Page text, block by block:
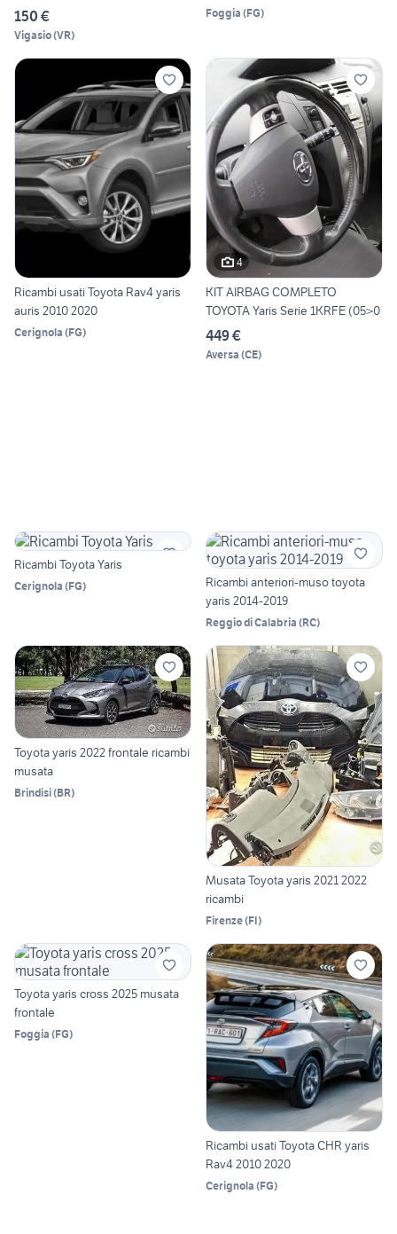
150 €
Vigasio(VR)
Foggia (FG)
Ricambi usati Toyota Rav4 yaris
auris 2010 2020
Cerignola (FG)
4
KIT AIRBAG COMPLETO
TOYOTA Yaris Serie 1KRFE (05>0
449 €
Aversa (CE)
Ricambi Toyota Yaris
Cerignola (FG)
Ricambi anteriori-muso toyota
yaris 2014-2019
Reggio di Calabria (RC)
Toyota yaris 2022 frontale ricambi
musata
Brindisi(BR)
Musata Toyota yaris 2021 2022
ricambi
Firenze(FI)
Toyota yaris cross 2025 musata
frontale
Foggia (FG)
Ricambi usati Toyota CHR yaris
Rav4 2010 2020
Cerignola (FG)